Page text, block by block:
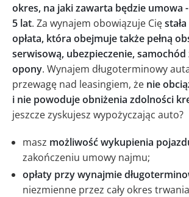
okres, na jaki zawarta będzie umowa
5 lat. Za wynajem obowiązuje Cię
opłata, która obejmuje także pełną
serwisową, ubezpieczenie, samochód
opony. Wynajem długoterminowy
przewagę nad leasingiem, że nie
i nie powoduje obniżenia zdolności
jeszcze zyskujesz wypożyczając auto?
masz możliwość wykupienia
zakończeniu umowy najmu;
opłaty przy wynajmie
niezmienne przez cały okres